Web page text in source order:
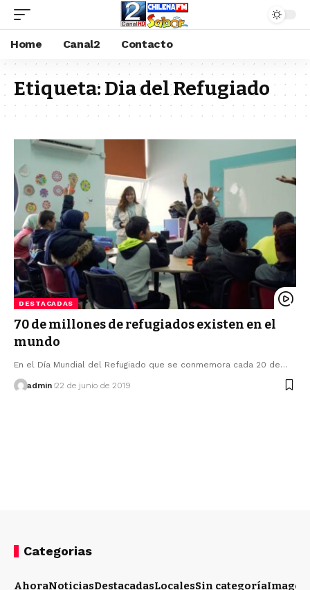
Home Canal2 Contacto
Etiqueta: Dia del Refugiado
DESTACADAS
70 de millones de refugiados existen en el
mundo
En el Día Mundial del Refugiado que se conmemora cada 20 de…
admin 22 de junio de 2019
Categorias
AhoraNoticiasDestacadasLocalesSin categoríaImagen